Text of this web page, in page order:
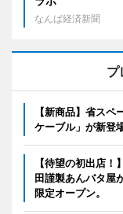
なんば経済新聞
プ
【新商品】省ス
ケーブル」が新登
【待望の初出店
田謹製あんバタ屋
限定オープン。